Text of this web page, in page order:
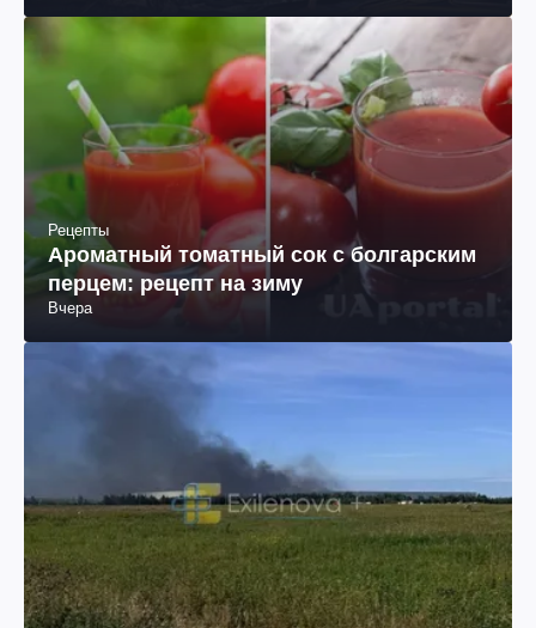
Рецепты
Ароматный томатный сок с болгарским
перцем: рецепт на зиму
Вчера